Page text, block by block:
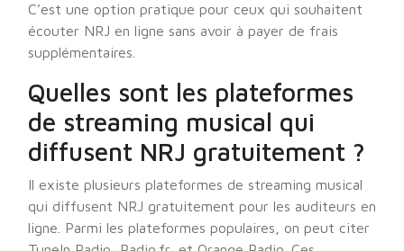
C’est une option pratique pour ceux qui souhaitent
écouter NRJ en ligne sans avoir à payer de frais
supplémentaires.
Quelles sont les plateformes
de streaming musical qui
diffusent NRJ gratuitement ?
Il existe plusieurs plateformes de streaming musical
qui diffusent NRJ gratuitement pour les auditeurs en
ligne. Parmi les plateformes populaires, on peut citer